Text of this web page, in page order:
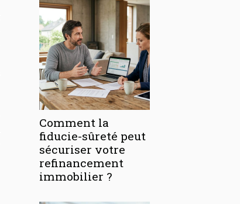
Comment la
fiducie-sûreté peut
sécuriser votre
refinancement
immobilier ?